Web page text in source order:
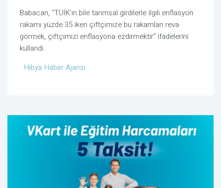
Babacan, “TÜİK’in bile tarımsal girdilerle ilgili enflasyon
rakamı yüzde 35 iken çiftçimize bu rakamları reva
görmek, çiftçimizi enflasyona ezdirmektir” ifadelerini
kullandı.
Hibya Haber Ajansı